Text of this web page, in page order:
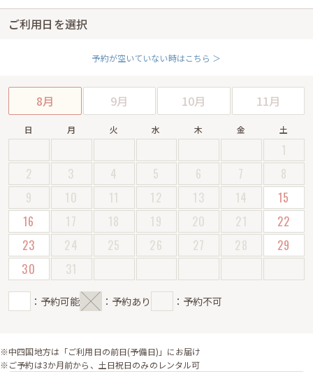
ご利用日を選択
予約が空いていない時はこちら ＞
8月 9月 10月 11月
日 月 火 水 木 金 土
1
2
3 4 5 6 7
8
9
10 11 12 13 14
15
16
17 18 19 20 21
22
23
24 25 26 27 28
29
30
31
：予約可能 ：予約あり ：予約不可
※中四国地方は「ご利用日の前日(予備日)」にお届け
※ご予約は3か月前から、土日祝日のみのレンタル可